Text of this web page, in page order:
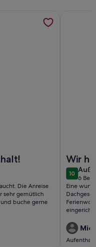
Die Anreise
sehr gemütlich
buche gerne
Wohnung 2
Wir
1010 von
6
(6
Eine
Die
war super